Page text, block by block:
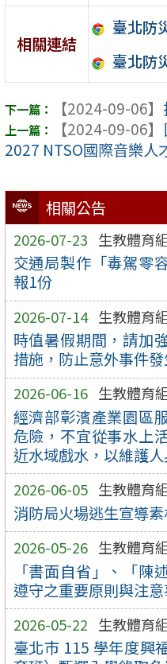
相關公告
2026-07-23 生教體育
交通局製作「毒駕零
報1份
2026-07-14 生教體育
時值暑假期間，請加
措施，防止意外事件發
2026-06-16 生教體育
經濟部彰濱產業園區
危險，不宜從事水上
近水域戲水，以維護人
2026-06-05 生教體育
消防局火場逃生宣導
2026-05-26 生教體育
「書面自省」、「陳
遵守之重要原則與注
2026-05-22 生教體育
臺北市 115 學年度興
相關連結
臺北防
臺北防
【2024-09-06】
【2024-09-06】
2027 NTSO國際音樂人